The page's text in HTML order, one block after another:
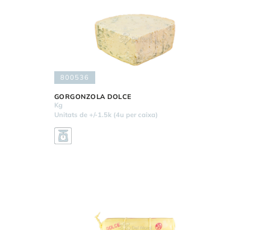
800536
GORGONZOLA DOLCE
Kg
Unitats de +/-1.5k (4u per caixa)